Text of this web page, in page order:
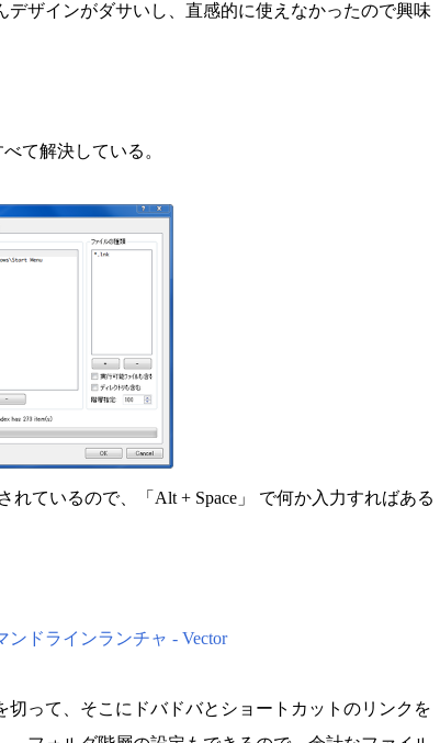
ザインがダサいし、直感的に使えなかったので興味
て解決している。
ているので、「Alt + Space」 で何か入力すればある
ドラインランチャ - Vector
って、そこにドバドバとショートカットのリンクを